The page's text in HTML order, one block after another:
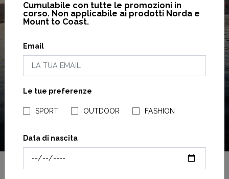
NEGOZI PARAGONSHOP
SALDI
FINO AL 40%
Cumulabile con tutte le promozioni in
corso. Non applicabile ai prodotti Norda e
Mount to Coast.
Email
Le tue preferenze
SPORT OUTDOOR FASHION
Data di nascita